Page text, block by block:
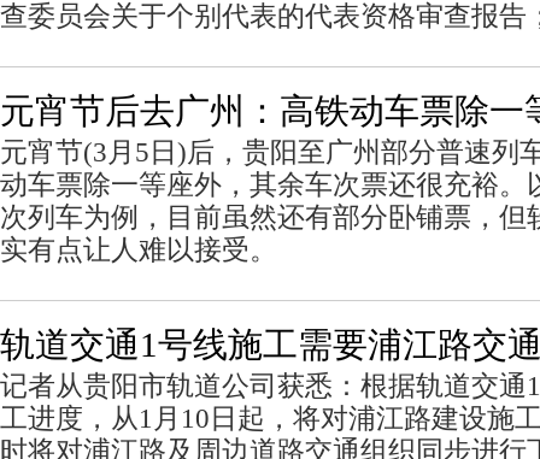
查委员会关于个别代表的代表资格审查报告
元宵节后去广州：高铁动车票除一
元宵节(3月5日)后，贵阳至广州部分普速列
动车票除一等座外，其余车次票还很充裕。
次列车为例，目前虽然还有部分卧铺票，但
实有点让人难以接受。
轨道交通1号线施工需要浦江路交
记者从贵阳市轨道公司获悉：根据轨道交通
工进度，从1月10日起，将对浦江路建设施
时将对浦江路及周边道路交通组织同步进行